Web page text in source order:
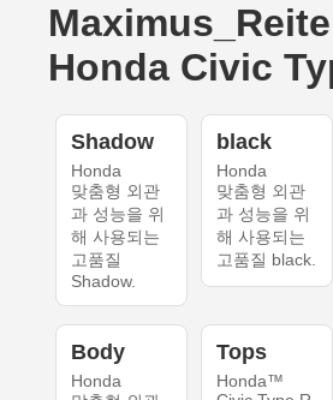
Honda Civic
Shadow
Honda
맞춤형 외관
과 성능을 위
해 사용되는
고품질
Shadow.
black
Honda
맞춤형 외관
과 성능을 위
해 사용되는
고품질 black.
Body
Honda
Tops
Honda™